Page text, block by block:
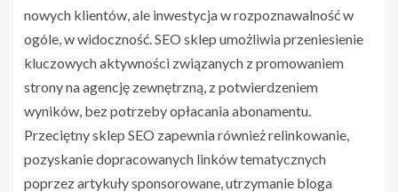
nowych klientów, ale inwestycja w rozpoznawalność w
ogóle, w widoczność. SEO sklep umożliwia przeniesienie
kluczowych aktywności związanych z promowaniem
strony na agencję zewnętrzną, z potwierdzeniem
wyników, bez potrzeby opłacania abonamentu.
Przeciętny sklep SEO zapewnia również relinkowanie,
pozyskanie dopracowanych linków tematycznych
poprzez artykuły sponsorowane, utrzymanie bloga